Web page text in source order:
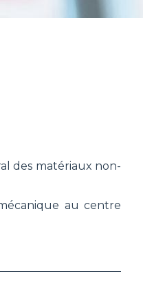
des matériaux non-
au centre